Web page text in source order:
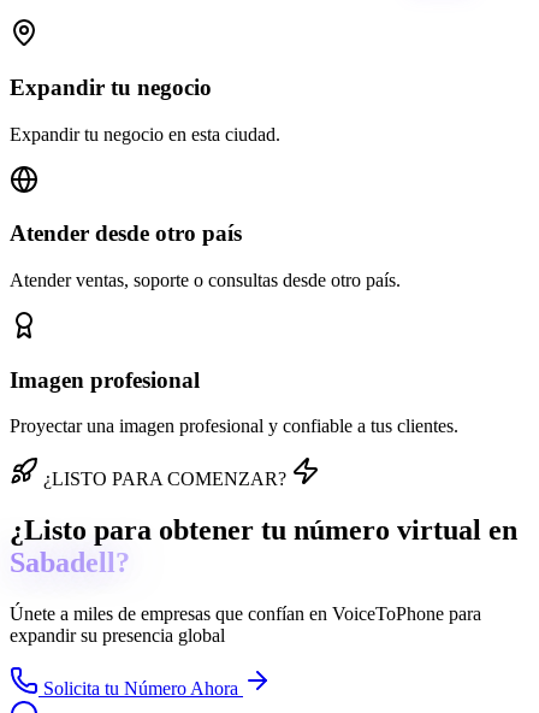
Expandir tu negocio
Expandir tu negocio en esta ciudad.
Atender desde otro país
Atender ventas, soporte o consultas desde otro país.
Imagen profesional
Proyectar una imagen profesional y confiable a tus clientes.
¿LISTO PARA COMENZAR?
¿Listo para obtener tu número virtual en
Sabadell?
Únete a miles de empresas que confían en VoiceToPhone para
expandir su presencia global
Solicita tu Número Ahora